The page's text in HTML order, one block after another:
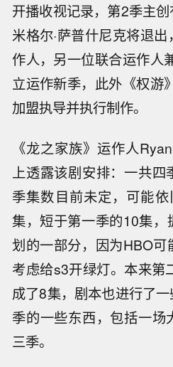
开播收视记录，第2季主
米格尔·萨普什尼克将退
作人，另一位联合运作人
立运作新季，此外《权游
加盟执导并执行制作。
《龙之家族》运作人
上透露该剧安排：一共四
季集数目前未定，可能
集，短于第一季的10集
划的一部分，因为HBO
考虑给s3开绿灯。本来第
成了8集，剧本也进行了
季的一些东西，包括一场
三季。